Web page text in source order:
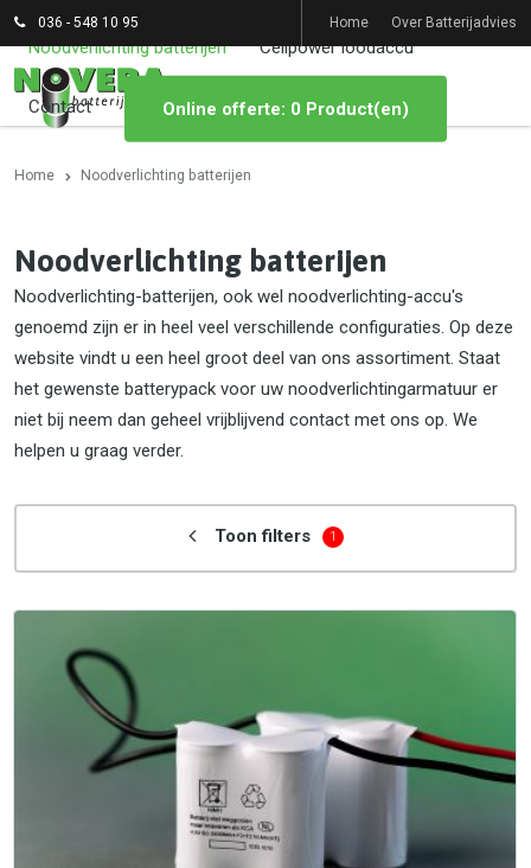
036 - 548 10 95 Home Over Batterijadvies
Noodverlichting batterijen Cellpower loodaccu
Contact Online offerte: 0 Product(en)
Home Noodverlichting batterijen
Noodverlichting batterijen
Noodverlichting-batterijen, ook wel noodverlichting-accu's
genoemd zijn er in heel veel verschillende configuraties. Op deze
website vindt u een heel groot deel van ons assortiment. Staat
het gewenste batterypack voor uw noodverlichtingarmatuur er
niet bij neem dan geheel vrijblijvend contact met ons op. We
helpen u graag verder.
Toon filters 1